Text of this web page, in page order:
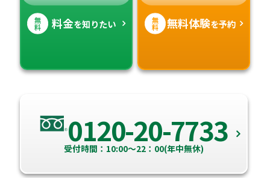
無
料 料金を知りたい 無
料 無料体験を予約
0120-20-7733
受付時間：10:00～22：00(年中無休)